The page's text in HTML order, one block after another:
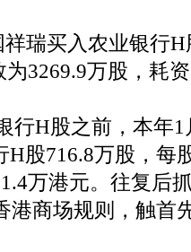
买入农业银行H
3269.9万股，耗
H股之前，本年1
股716.8万股，每
万港元。往复后
港商场规则，触首